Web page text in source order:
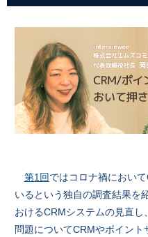
第1回ではコロナ禍におい
いるという独自の調査結果を
おけるCRMシステムの見直
問題についてCRMやポイン